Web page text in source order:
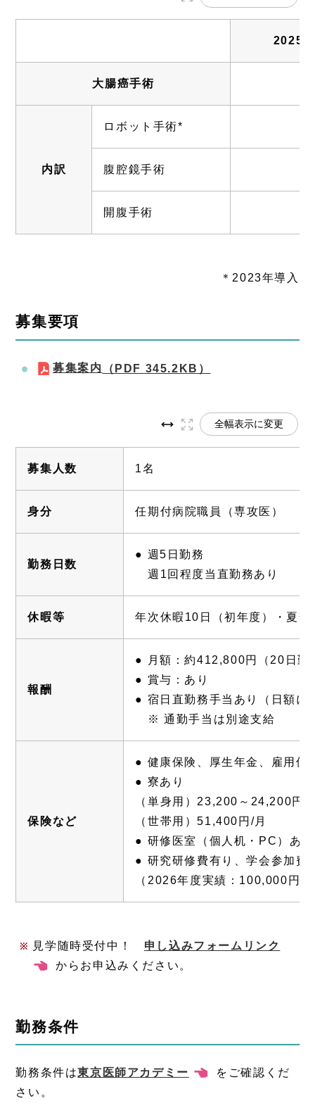
2025年
大腸癌手術
内訳
ロボット手術*
腹腔鏡手術
開腹手術
＊2023年導入
募集要項
募集案内 （PDF 345.2KB）
全幅表示に変更
募集人数 1名
身分 任期付病院職員（専攻医）
勤務日数
● 週5日勤務
週1回程度当直勤務あり
休暇等 年次休暇10日（初年度）・夏季
報酬
● 月額：約412,800円（20日勤
● 賞与：あり
● 宿日直勤務手当あり（日額に
※ 通勤手当は別途支給
保険など
● 健康保険、厚生年金、雇用保
● 寮あり
（単身用）23,200～24,200円/
（世帯用）51,400円/月
● 研修医室（個人机・PC）あり
● 研究研修費有り、学会参加費
（2026年度実績：100,000円/
見学随時受付中！ 申し込みフォームリンク
からお申込みください。
勤務条件
勤務条件は東京医師アカデミー
注目情報
をご確認くだ
さい。